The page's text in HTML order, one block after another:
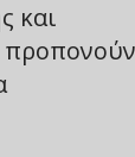
και